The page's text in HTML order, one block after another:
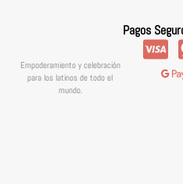
Empoderamiento y celebración
para los latinos de todo el
mundo.
Pagos